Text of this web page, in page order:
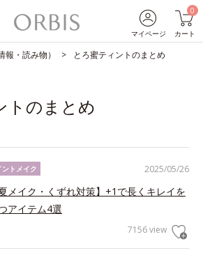
マイページ
0
カート
報・読み物） とろ蜜ティントのまとめ
トのまとめ
2025/05/26
ントメイク
夏メイク・くずれ対策】+1で長くキレイを
アイテム4選
7156 view